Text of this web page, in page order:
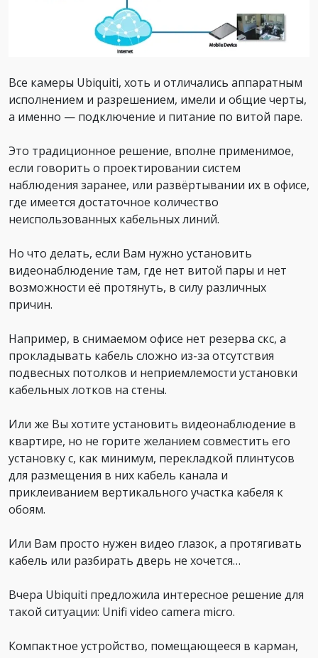
Все камеры Ubiquiti, хоть и отличались аппаратным
исполнением и разрешением, имели и общие черты,
а именно — подключение и питание по витой паре.
Это традиционное решение, вполне применимое,
если говорить о проектировании систем
наблюдения заранее, или развёртывании их в офисе,
где имеется достаточное количество
неиспользованных кабельных линий.
Но что делать, если Вам нужно установить
видеонаблюдение там, где нет витой пары и нет
возможности её протянуть, в силу различных
причин.
Например, в снимаемом офисе нет резерва скс, а
прокладывать кабель сложно из-за отсутствия
подвесных потолков и неприемлемости установки
кабельных лотков на стены.
Или же Вы хотите установить видеонаблюдение в
квартире, но не горите желанием совместить его
установку с, как минимум, перекладкой плинтусов
для размещения в них кабель канала и
приклеиванием вертикального участка кабеля к
обоям.
Или Вам просто нужен видео глазок, а протягивать
кабель или разбирать дверь не хочется…
Вчера Ubiquiti предложила интересное решение для
такой ситуации: Unifi video camera micro.
Компактное устройство, помещающееся в карман,